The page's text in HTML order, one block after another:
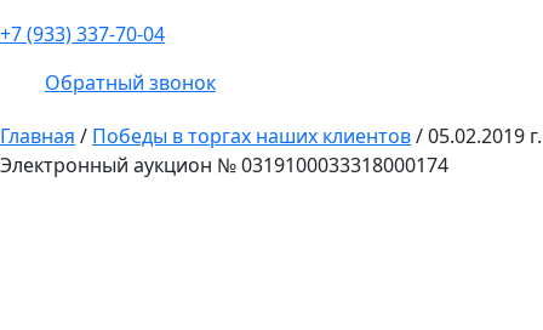
+7 (933) 337-70-04
Обратный звонок
Главная / Победы в торгах наших клиентов/05.02.2019 г.
Электронный аукцион № 0319100033318000174